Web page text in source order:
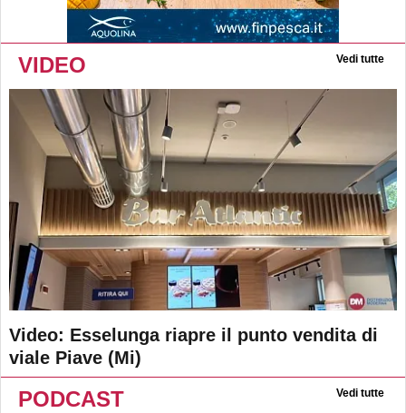
VIDEO Vedi tutte
Video: Esselunga riapre il punto vendita di
viale Piave (Mi)
PODCAST Vedi tutte